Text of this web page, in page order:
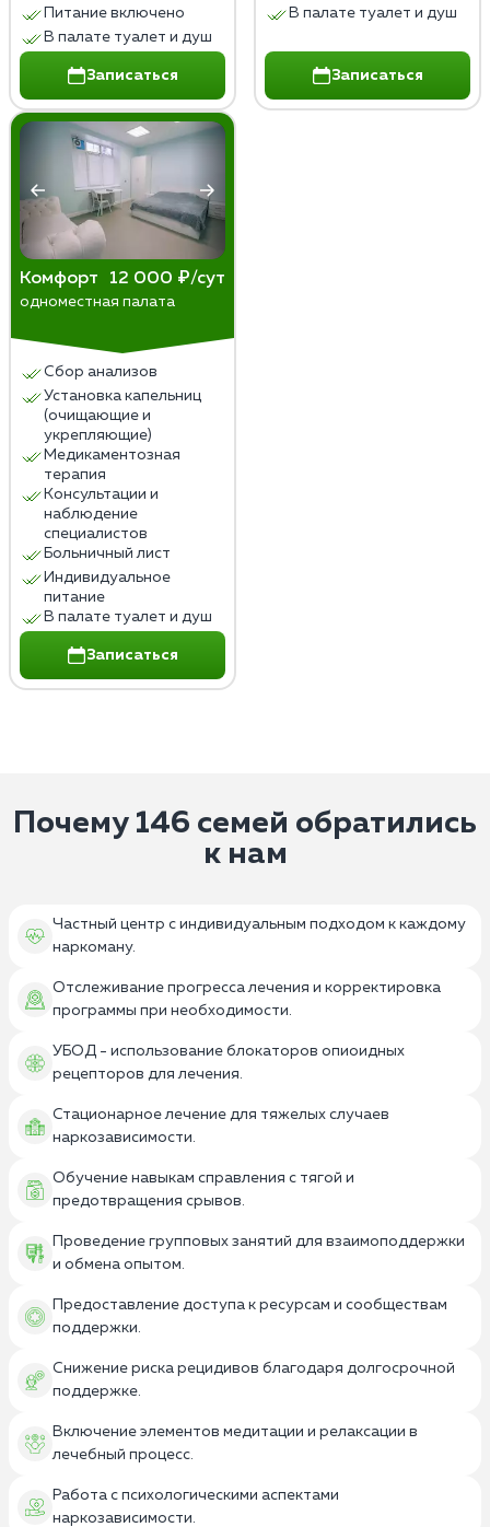
Питание включено
В палате туалет и душ
Записаться
В палате туалет и душ
Записаться
Комфорт 12 000 ₽/сут
одноместная палата
Сбор анализов
Установка капельниц
(очищающие и
укрепляющие)
Медикаментозная
терапия
Консультации и
наблюдение
специалистов
Больничный лист
Индивидуальное
питание
В палате туалет и душ
Записаться
Почему 146 семей обратились
к нам
Частный центр с индивидуальным подходом к каждому
наркоману.
Отслеживание прогресса лечения и корректировка
программы при необходимости.
УБОД - использование блокаторов опиоидных
рецепторов для лечения.
Стационарное лечение для тяжелых случаев
наркозависимости.
Обучение навыкам справления с тягой и
предотвращения срывов.
Проведение групповых занятий для взаимоподдержки
и обмена опытом.
Предоставление доступа к ресурсам и сообществам
поддержки.
Снижение риска рецидивов благодаря долгосрочной
поддержке.
Включение элементов медитации и релаксации в
лечебный процесс.
Работа с психологическими аспектами
наркозависимости.